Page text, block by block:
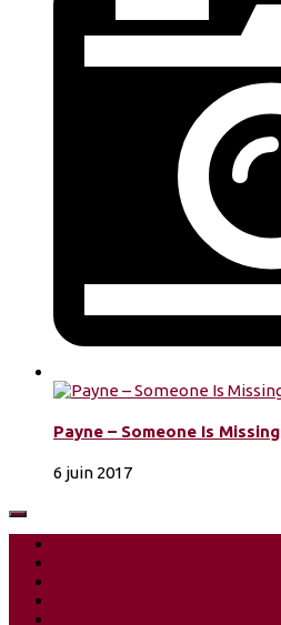
Payne – Someone Is Missing
6 juin 2017